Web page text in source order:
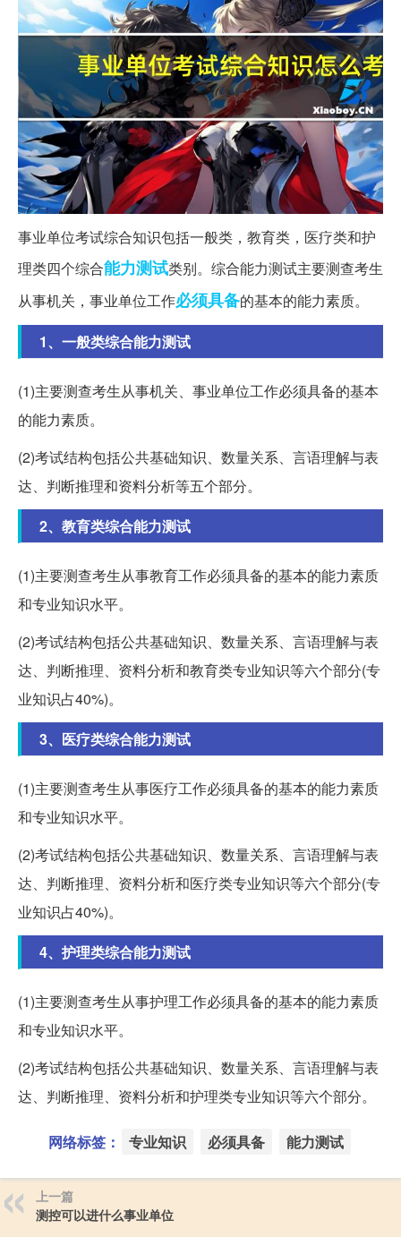
事业单位考试综合知识包括一般类，教育类，医疗类和护
理类四个综合能力测试类别。综合能力测试主要测查考生
从事机关，事业单位工作必须具备的基本的能力素质。
1、一般类综合能力测试
(1)主要测查考生从事机关、事业单位工作必须具备的基本
的能力素质。
(2)考试结构包括公共基础知识、数量关系、言语理解与表
达、判断推理和资料分析等五个部分。
2、教育类综合能力测试
(1)主要测查考生从事教育工作必须具备的基本的能力素质
和专业知识水平。
(2)考试结构包括公共基础知识、数量关系、言语理解与表
达、判断推理、资料分析和教育类专业知识等六个部分(专
业知识占40%)。
3、医疗类综合能力测试
(1)主要测查考生从事医疗工作必须具备的基本的能力素质
和专业知识水平。
(2)考试结构包括公共基础知识、数量关系、言语理解与表
达、判断推理、资料分析和医疗类专业知识等六个部分(专
业知识占40%)。
4、护理类综合能力测试
(1)主要测查考生从事护理工作必须具备的基本的能力素质
和专业知识水平。
(2)考试结构包括公共基础知识、数量关系、言语理解与表
达、判断推理、资料分析和护理类专业知识等六个部分。
网络标签： 专业知识 必须具备 能力测试
上一篇
测控可以进什么事业单位